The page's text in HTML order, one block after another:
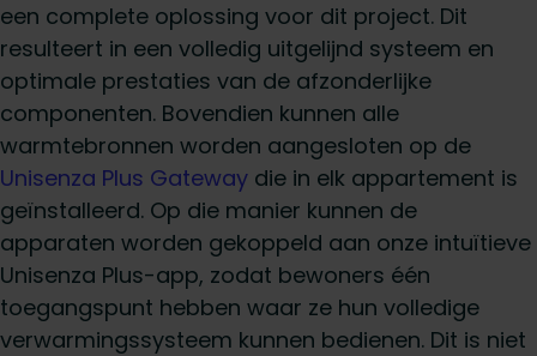
een complete oplossing voor dit project. Dit
resulteert in een volledig uitgelijnd systeem en
optimale prestaties van de afzonderlijke
componenten. Bovendien kunnen alle
warmtebronnen worden aangesloten op de
Unisenza Plus Gateway die in elk appartement is
geïnstalleerd. Op die manier kunnen de
apparaten worden gekoppeld aan onze intuïtieve
Unisenza Plus-app, zodat bewoners één
toegangspunt hebben waar ze hun volledige
verwarmingssysteem kunnen bedienen. Dit is niet